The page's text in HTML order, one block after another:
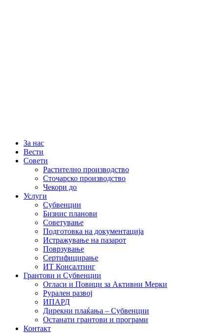
За нас
Вести
Совети
Растително производство
Сточарско производство
Чекори до
Услуги
Субвенции
Бизнис планови
Советување
Подготовка на документација
Истражување на пазарот
Поврзување
Сертифицирање
ИТ Консалтинг
Грантови и Субвенции
Огласи и Повици за Активни Мерки
Рурален развој
ИПАРД
Дирекни плаќања – Субвенции
Останати грантови и програми
Контакт